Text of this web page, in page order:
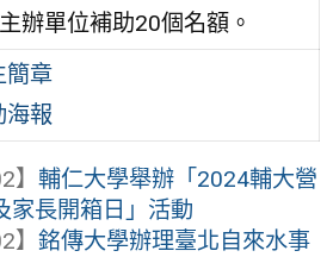
辦單位補助20個名額。
簡章
海報
】 輔仁大學舉辦「2024輔大營
家長開箱日」活動
】 銘傳大學辦理臺北自來水事